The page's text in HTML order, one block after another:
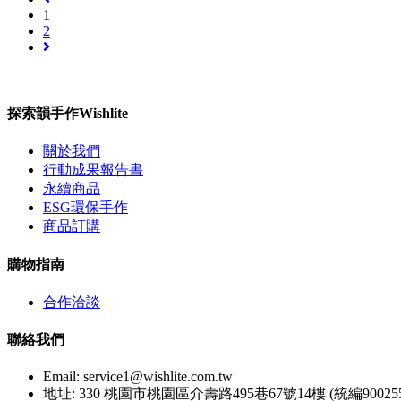
1
2
探索韻手作Wishlite
關於我們
行動成果報告書
永續商品
ESG環保手作
商品訂購
購物指南
合作洽談
聯絡我們
Email: service1@wishlite.com.tw
地址: 330 桃園市桃園區介壽路495巷67號14樓 (統編